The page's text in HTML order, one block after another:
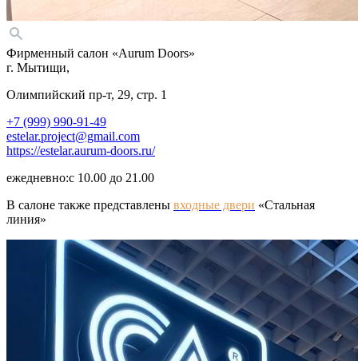
Фирменный салон «Aurum Doors»
г. Мытищи,
Олимпийский пр-т, 29, стр. 1
+7 (999) 990-91-49
estelar.project@gmail.com
https://estelar.aurum-doors.ru/
ежедневно:с 10.00 до 21.00
В салоне также представлены входные двери «Стальная
линия»